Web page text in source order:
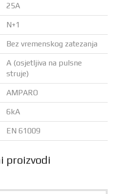
25A
N+1
Bez vremenskog zatezanja
A (osjetljiva na pulsne
struje)
AMPARO
6kA
EN 61009
proizvodi